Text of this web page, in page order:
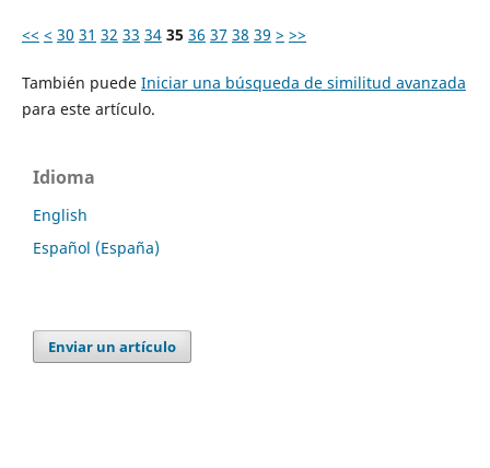
<< < 30 31 32 33 34 35 36 37 38 39 > >>
También puede Iniciar una búsqueda de similitud avanzada
para este artículo.
Idioma
English
Español (España)
Enviar un artículo